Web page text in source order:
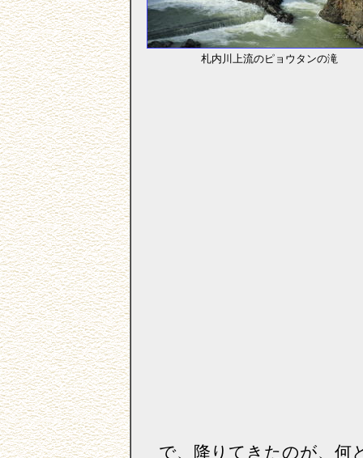
札内川上流のピョウタンの滝
で、降りてきたのが、何